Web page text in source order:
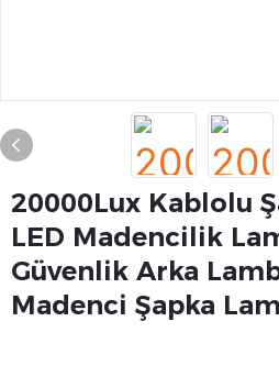
20000Lux Kablolu
LED Madencilik
Güvenlik Arka
Madenci Şapka